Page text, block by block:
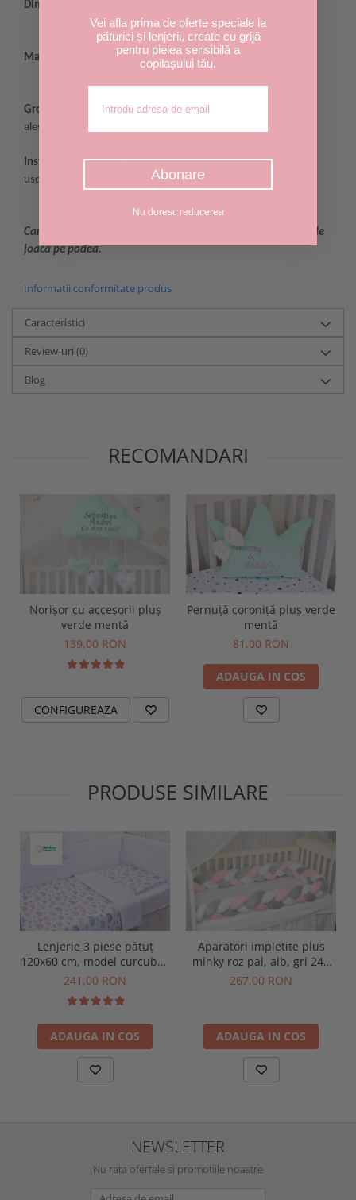
Dimensiune:
paturici bebe, paturica personalizata, paturica bebe
Materiale:
bumbac certificat OEKO-TEX si minky pufos
Grosime:
intre 0.5 si 2 cm, in functie de tipul de paturica
ales
Instructiuni: se recomanda spalarea la30 grade C, 800 rpm,
uscare la aer. Nu este recomandata calcarea
Cand bebe creste, Paturica "Fermecata" ii poate deveni loc de
joaca pe podea.
Informatii conformitate produs
Caracteristici
Review-uri (0)
Blog
RECOMANDARI
Norișor cu accesorii pluș
verde mentă
139,00 RON
CONFIGUREAZA
Pernuță coroniță pluș verde
mentă
81,00 RON
ADAUGA IN COS
PRODUSE SIMILARE
Lenjerie 3 piese pătuț
120x60 cm, model curcubee
și pluș minky alb
241,00 RON
ADAUGA IN COS
Aparatori impletite plus
minky roz pal, alb, gri 240
cm
267,00 RON
ADAUGA IN COS
NEWSLETTER
Nu rata ofertele si promotiile noastre
Vei afla prima de oferte speciale la
păturici și lenjerii, create cu grijă
pentru pielea sensibilă a
copilașului tău.
Abonare
Nu doresc reducerea